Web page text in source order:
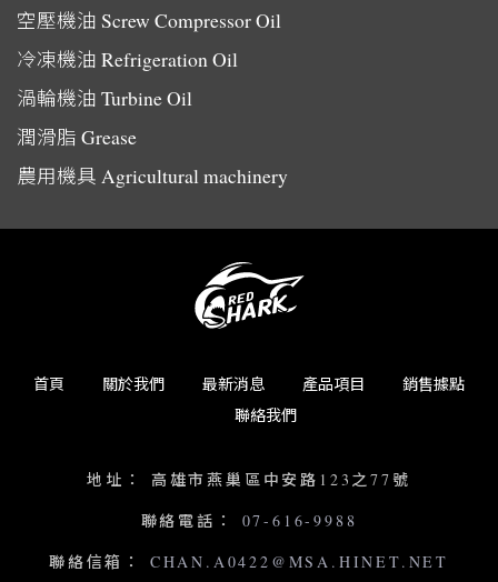
空壓機油 Screw Compressor Oil
冷凍機油 Refrigeration Oil
渦輪機油 Turbine Oil
潤滑脂 Grease
農用機具 Agricultural machinery
首頁 關於我們 最新消息 產品項目
銷售據點
聯絡我們
地址：
高雄市燕巢區中安路123之77號
聯絡電話：
07-616-9988
聯絡信箱： CHAN.A0422@MSA.HINET.NET